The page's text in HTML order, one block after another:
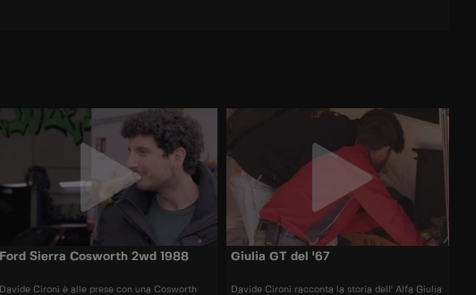
Ford Sierra Cosworth 2wd 1988
Davide Cironi è alle prese con una Cosworth
Giulia GT del '67
Davide Cironi racconta la storia dell' Alfa Giulia